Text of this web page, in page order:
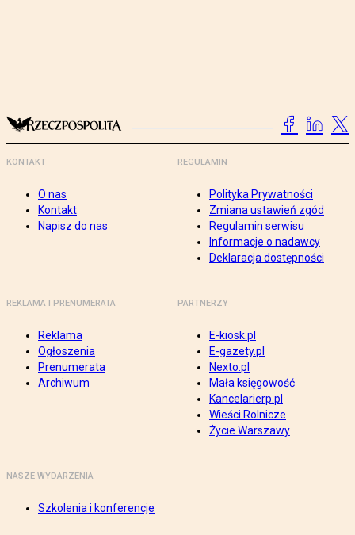
KONTAKT
O nas
Kontakt
Napisz do nas
REGULAMIN
Polityka Prywatności
Zmiana ustawień zgód
Regulamin serwisu
Informacje o nadawcy
Deklaracja dostępności
REKLAMA I PRENUMERATA
Reklama
Ogłoszenia
Prenumerata
Archiwum
PARTNERZY
E-kiosk.pl
E-gazety.pl
Nexto.pl
Mała księgowość
Kancelarierp.pl
Wieści Rolnicze
Życie Warszawy
NASZE WYDARZENIA
Szkolenia i konferencje